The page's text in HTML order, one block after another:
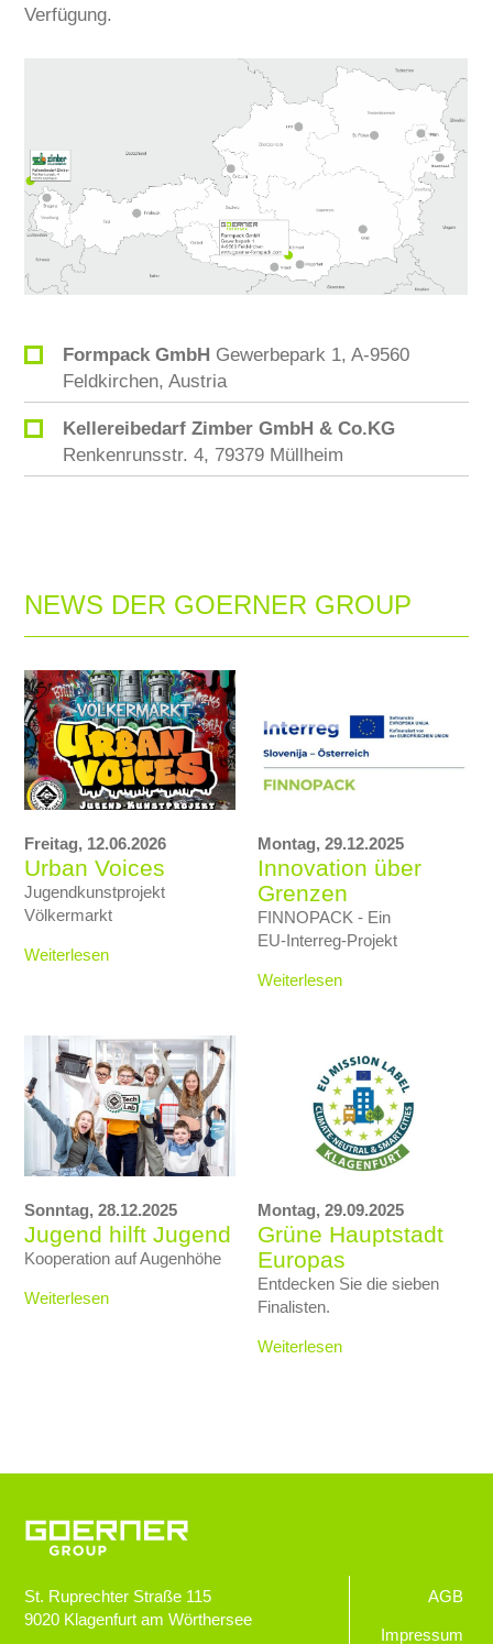
Verfügung.
Formpack GmbH Gewerbepark 1, A-9560
Feldkirchen, Austria
Kellereibedarf Zimber GmbH & Co.KG
Renkenrunsstr. 4, 79379 Müllheim
NEWS DER GOERNER GROUP
Freitag, 12.06.2026
Urban Voices
Jugendkunstprojekt
Völkermarkt
Weiterlesen
Montag, 29.12.2025
Innovation über
Grenzen
FINNOPACK - Ein
EU‑Interreg‑Projekt
Weiterlesen
Sonntag, 28.12.2025
Jugend hilft Jugend
Kooperation auf Augenhöhe
Weiterlesen
Montag, 29.09.2025
Grüne Hauptstadt
Europas
Entdecken Sie die sieben
Finalisten.
Weiterlesen
St. Ruprechter Straße 115
9020 Klagenfurt am Wörthersee
AGB
Impressum